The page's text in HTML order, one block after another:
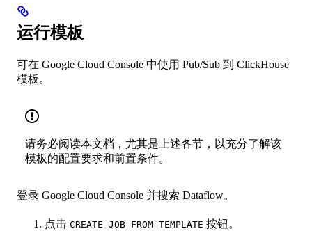
运行模板
可在 Google Cloud Console 中使用 Pub/Sub 到 ClickHouse
模板。
请务必阅读本文档，尤其是上述各节，以充分了解该
模板的配置要求和前置条件。
登录 Google Cloud Console 并搜索 Dataflow。
点击 CREATE JOB FROM TEMPLATE 按钮。